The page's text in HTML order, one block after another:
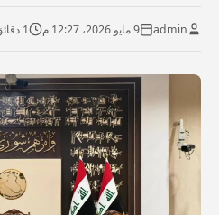
admin 9 مايو 2026، 12:27 م 1 دقائق قراءة